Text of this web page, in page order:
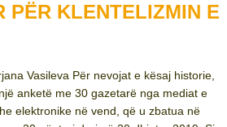
PËR KLENTELIZMIN E
Vasileva Për nevojat e kësaj historie,
anketë me 30 gazetarë nga mediat e
elektronike në vend, që u zbatua në